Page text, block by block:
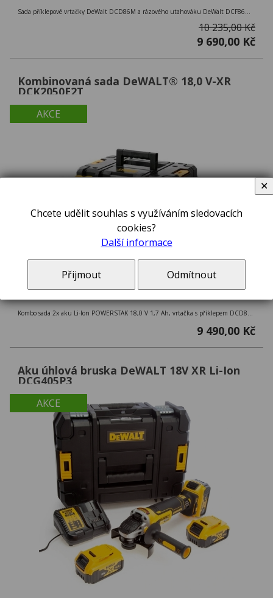
Sada příklepové vrtačky DeWalt DCD86M a rázového utahováku DeWalt DCF86M edice McLaren F1 Team s bezuhlíkovým motorem 18V 2x 5,0Ah
10 235,00 Kč
9 690,00 Kč
AKCE
Kombinovaná sada DeWALT® 18,0 V-XR
DCK2050E2T
Kombo sada 2x aku Li-Ion POWERSTAK 18,0 V 1,7 Ah, vrtačka s příklepem DCD805 + rázový utahovák DCF850 + kufr TSTAK
9 490,00 Kč
AKCE
Aku úhlová bruska DeWALT 18V XR Li-Ion
DCG405P3
Chcete udělit souhlas s využíváním sledovacích
cookies?
Další informace
Přijmout Odmítnout
✕